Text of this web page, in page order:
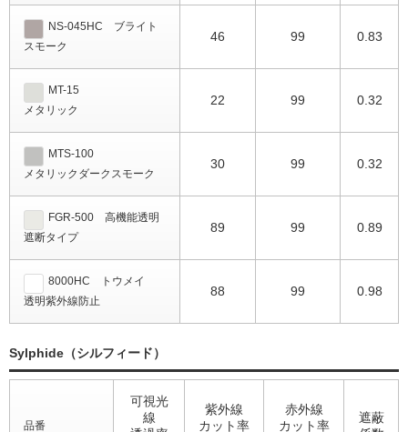
NS-045HC ブライト
スモーク
46 99 0.83
MT-15
メタリック
22 99 0.32
MTS-100
メタリックダークスモーク
30 99 0.32
FGR-500 高機能透明
遮断タイプ
89 99 0.89
8000HC トウメイ
透明紫外線防止
88 99 0.98
Sylphide（シルフィード）
品番
可視光
線
紫外線
カット率
赤外線
カット率
遮蔽